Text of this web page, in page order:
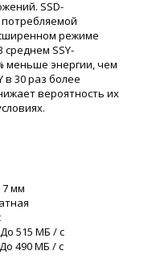
SSD-
режиме
среднем SSY-
меньше энергии, чем
в 30 раз более
вероятность их
мм
515 МБ / с
490 МБ / с